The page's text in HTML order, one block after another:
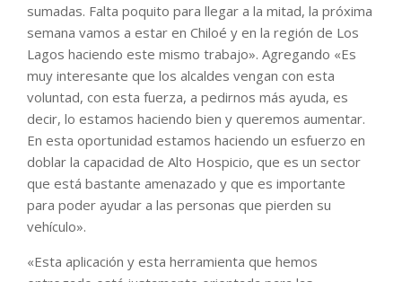
sumadas. Falta poquito para llegar a la mitad, la próxima
semana vamos a estar en Chiloé y en la región de Los
Lagos haciendo este mismo trabajo». Agregando «Es
muy interesante que los alcaldes vengan con esta
voluntad, con esta fuerza, a pedirnos más ayuda, es
decir, lo estamos haciendo bien y queremos aumentar.
En esta oportunidad estamos haciendo un esfuerzo en
doblar la capacidad de Alto Hospicio, que es un sector
que está bastante amenazado y que es importante
para poder ayudar a las personas que pierden su
vehículo».
«Esta aplicación y esta herramienta que hemos